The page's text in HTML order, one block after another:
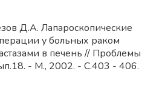
Д.А. Лапароскопические
у больных раком
в печень // Проблемы
- М., 2002. - С.403 - 406.